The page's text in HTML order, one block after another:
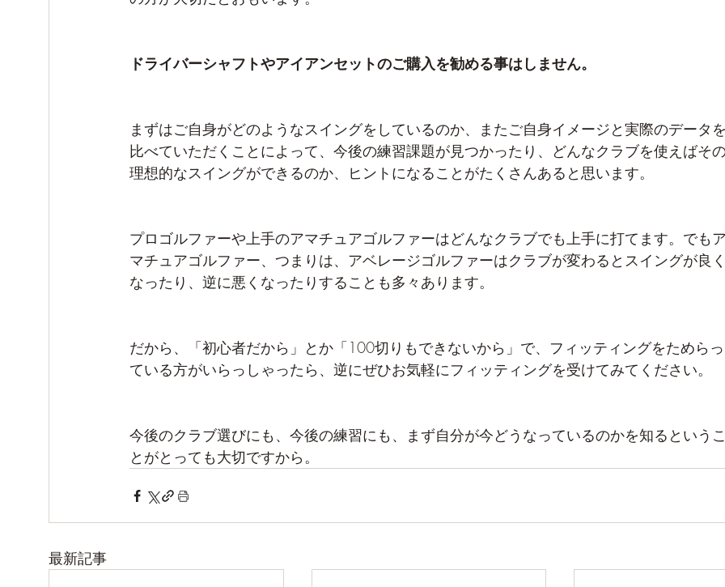
ドライバーシャフトやアイアンセットのご購入を勧める事はしません。
まずはご自身がどのようなスイングをしているのか、またご自身イメージと実際のデータを
比べていただくことによって、今後の練習課題が見つかったり、どんなクラブを使えばそ
理想的なスイングができるのか、ヒントになることがたくさんあると思います。
プロゴルファーや上手のアマチュアゴルファーはどんなクラブでも上手に打てます。でもア
マチュアゴルファー、つまりは、アベレージゴルファーはクラブが変わるとスイングが良く
なったり、逆に悪くなったりすることも多々あります。
だから、「初心者だから」とか「100切りもできないから」で、フィッティングをためらっ
ている方がいらっしゃったら、逆にぜひお気軽にフィッティングを受けてみてください。
今後のクラブ選びにも、今後の練習にも、まず自分が今どうなっているのかを知るというこ
とがとっても大切ですから。
最新記事